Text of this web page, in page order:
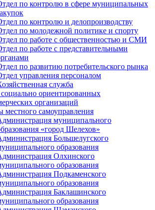
по контролю в сфере муниципальных
по контролю и делопроизводству
по молодежной политике и спорту
по работе с общественностью и СМИ
по работе с представительными
по развитию потребительского рынка
управления персоналом
служба
социально ориентированных
организаций
местного самоуправления
муниципального
«город Шелехов»
Большелугского
образования
Олхинского
образования
Подкаменского
образования
Баклашинского
образования